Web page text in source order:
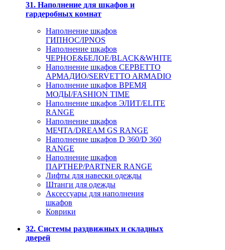
31. Наполнение для шкафов и
гардеробных комнат
Наполнение шкафов
ГИПНОС/IPNOS
Наполнение шкафов
ЧЕРНОЕ&БЕЛОЕ/BLACK&WHITE
Наполнение шкафов СЕРВЕТТО
АРМАДИО/SERVETTO ARMADIO
Наполнение шкафов ВРЕМЯ
МОДЫ/FASHION TIME
Наполнение шкафов ЭЛИТ/ELITE
RANGE
Наполнение шкафов
МЕЧТА/DREAM GS RANGE
Наполнение шкафов D 360/D 360
RANGE
Наполнение шкафов
ПАРТНЕР/PARTNER RANGE
Лифты для навески одежды
Штанги для одежды
Аксессуары для наполнения
шкафов
Коврики
32. Системы раздвижных и складных
дверей